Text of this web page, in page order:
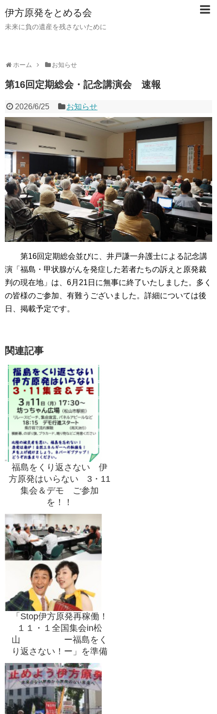
伊方原発をとめる会
未来に負の遺産を残さないために
ホーム お知らせ
第16回定期総会・記念講演会 速報
2026/6/25 お知らせ
第16回定期総会並びに、井戸謙一弁護士による記念講
演「福島・甲状腺がんを発症した若者たちの訴えと原発裁
判の現在地」は、6月21日に無事に終了いたしました。多く
の皆様のご参加、有難うございました。詳細については後
日、掲載予定です。
関連記事
福島をくり返さない 伊
方原発はいらない 3・11
集会＆デモ ご参加
を！！
「Stop伊方原発再稼働！
１１・１全国集会in松
山 ー福島をく
り返さない！ー」を準備